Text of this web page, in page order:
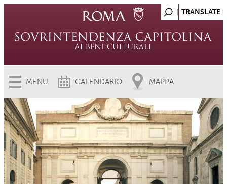
MENU CALENDARIO MAPPA